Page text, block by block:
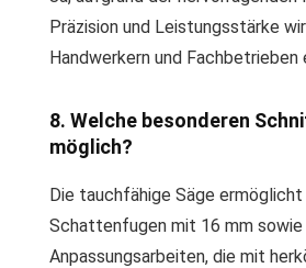
Präzision und Leistungsstärke
Handwerkern und Fachbetrieben
8. Welche besonderen
möglich?
Die tauchfähige Säge ermöglicht
Schattenfugen mit 16 mm
Anpassungsarbeiten, die mit